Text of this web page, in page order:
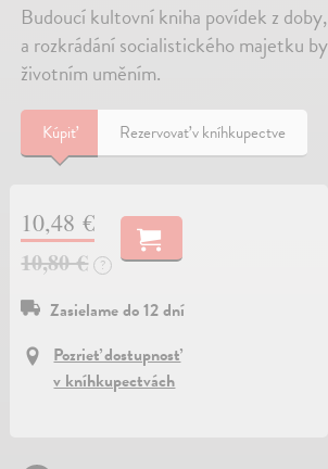
Budoucí kultovní kniha povídek z
a rozkrádání socialistického majetku
životním uměním.
Kúpiť Rezervovať v kníhkupectve
10,48 €
10,80 €
?
Zasielame do 12 dní
Pozrieť dostupnosť
v kníhkupectvách